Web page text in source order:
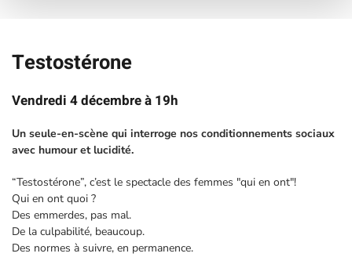
Testostérone
Vendredi 4 décembre à 19h
Un seule-en-scène qui interroge nos conditionnements sociaux
avec humour et lucidité.
“Testostérone”, c’est le spectacle des femmes "qui en ont"!
Qui en ont quoi ?
Des emmerdes, pas mal.
De la culpabilité, beaucoup.
Des normes à suivre, en permanence.